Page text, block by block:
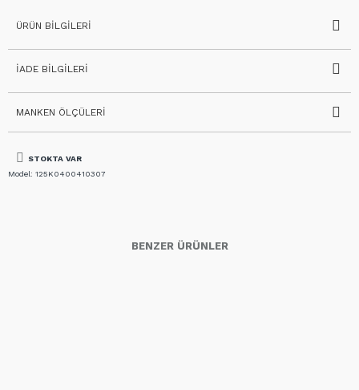
STOKTA VAR
Model: 125K0400410307
ÜRÜN BILGILERI
İADE BILGILERI
MANKEN ÖLÇÜLERI
BENZER ÜRÜNLER